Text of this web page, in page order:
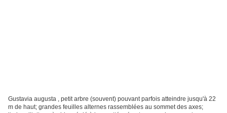
Gustavia augusta , petit arbre (souvent) pouvant parfois atteindre jusqu'à 22
m de haut; grandes feuilles alternes rassemblées au sommet des axes;